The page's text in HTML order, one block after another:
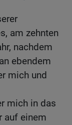
am zehnten
nachdem
ebendem
mich und
mich in das
auf einem